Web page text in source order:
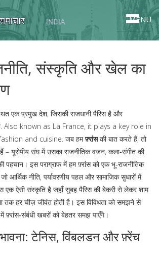
MENU
संस्कृति और खेल का
एक प्रमुख देश, जिसकी राजधानी पैरिस है और
. Also known as La France, it plays a key role in
and cuisine. जब हमफ़्रांसकी बात करते हैं, तो
यूरोपीय संघ में उसका राजनीतिक वजन, कला‑संगीत की
पहचान। इस पराग्राफ में हम फ़्रांस को एक भू‑राजनीतिक
नीति, पर्यावरणीय पहल और सामाजिक सुधारों में
एक ऐसी संस्कृति है जहाँ सुबह पैरिस की बेकरी से लेकर शाम
तक हर चीज़ जीवंत होती है। इस विविधता को समझने से
खबरों को बेहतर समझ पाएँगे।
टेनिस, विंबलडन और फ़्रेंच